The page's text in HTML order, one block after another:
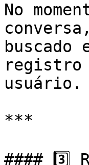
No
registro
usuário.
***
#### 3️⃣